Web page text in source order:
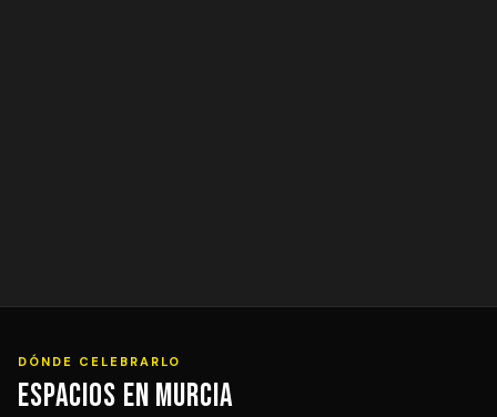
DÓNDE CELEBRARLO
Espacios en Murcia